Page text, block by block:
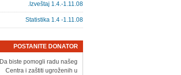
Izveštaj 1.4.-1.11.08.
Statistika 1.4 -1.11.08
POSTANITE DONATOR
Da biste pomogli radu našeg
Centra i zaštiti ugroženih u